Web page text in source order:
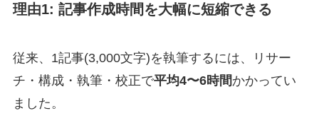
理由1: 記事作成時間を大幅に短縮できる
従来、1記事(3,000文字)を執筆するには、リサー
チ・構成・執筆・校正で平均4〜6時間かかってい
ました。